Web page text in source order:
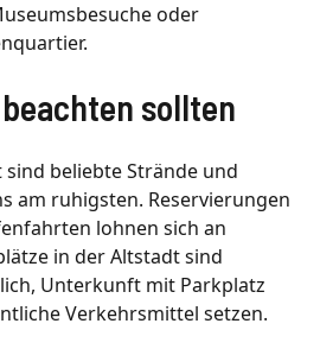
oder
sollten
beliebte Strände und
am ruhigsten. Reservierungen
lohnen sich an
in der Altstadt sind
Unterkunft mit Parkplatz
Verkehrsmittel setzen.